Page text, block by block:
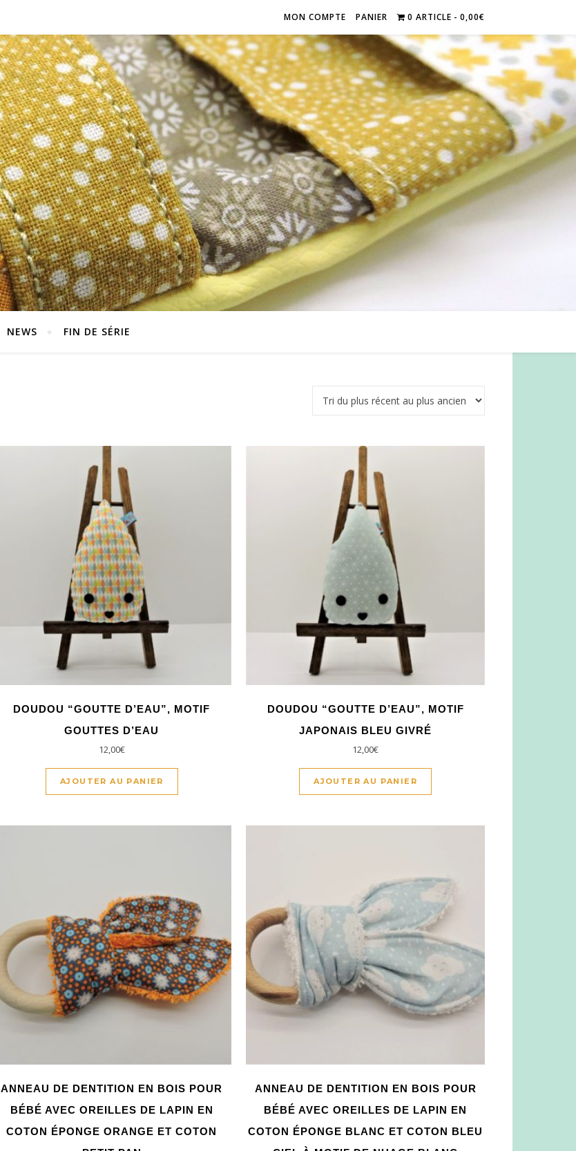
MON COMPTE PANIER 0 ARTICLE 0,00€
NEWS FIN DE SÉRIE
DOUDOU “GOUTTE D’EAU”, MOTIF
GOUTTES D’EAU
12,00€
AJOUTER AU PANIER
DOUDOU “GOUTTE D’EAU”, MOTIF
JAPONAIS BLEU GIVRÉ
12,00€
AJOUTER AU PANIER
ANNEAU DE DENTITION EN BOIS POUR
BÉBÉ AVEC OREILLES DE LAPIN EN
COTON ÉPONGE ORANGE ET COTON
ANNEAU DE DENTITION EN BOIS POUR
BÉBÉ AVEC OREILLES DE LAPIN EN
COTON ÉPONGE BLANC ET COTON BLEU